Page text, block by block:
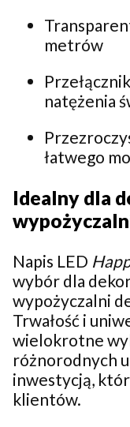
metrów
natężenia
łatwego
Idealny dla
Napis LED
wybór dla
wypożyczalni
Trwałość i
wielokrotne
różnorodnych
inwestycją,
klientów.